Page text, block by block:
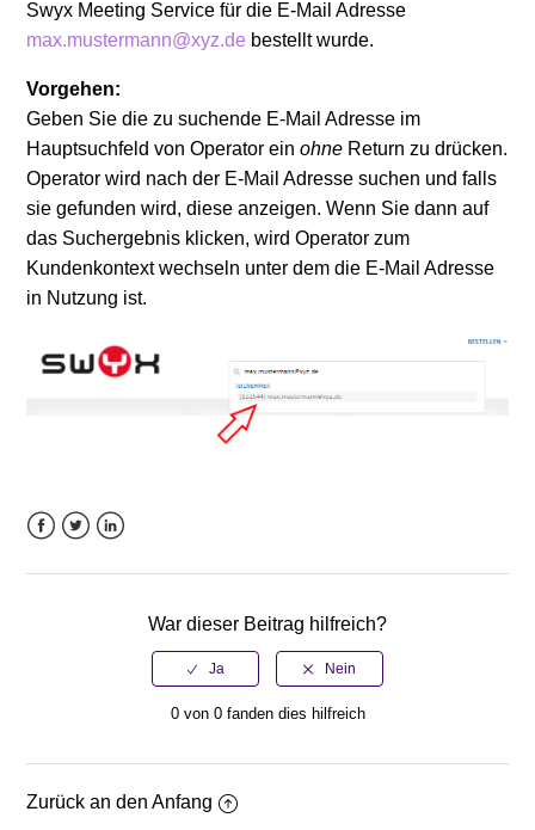
Swyx Meeting Service für die E-Mail Adresse
max.mustermann@xyz.de bestellt wurde.
Vorgehen:
Geben Sie die zu suchende E-Mail Adresse im
Hauptsuchfeld von Operator einohne Return zu drücken.
Operator wird nach der E-Mail Adresse suchen und falls
sie gefunden wird, diese anzeigen. Wenn Sie dann auf
das Suchergebnis klicken, wird Operator zum
Kundenkontext wechseln unter dem die E-Mail Adresse
in Nutzung ist.
War dieser Beitrag hilfreich?
0 von 0 fanden dies hilfreich
Zurück an den Anfang